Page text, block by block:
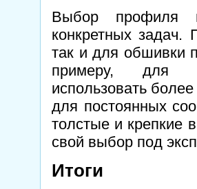
Выбор профиля
конкретных задач.
так и для обшивки
примеру, для
использовать
для постоянных
толстые и крепкие
свой выбор под
Итоги